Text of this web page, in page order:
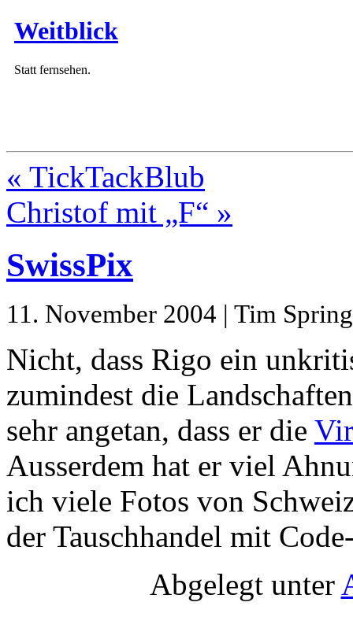
Weitblick
Statt fernsehen.
« TickTackBlub
Christof mit „F“ »
SwissPix
11. November 2004 | Tim
Nicht, dass Rigo ein
zumindest die
sehr angetan, dass er die
Ausserdem hat er viel
ich viele Fotos von
der Tauschhandel mit
Abgelegt unter